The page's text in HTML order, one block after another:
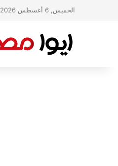
الخميس, 6 أغسطس 2026